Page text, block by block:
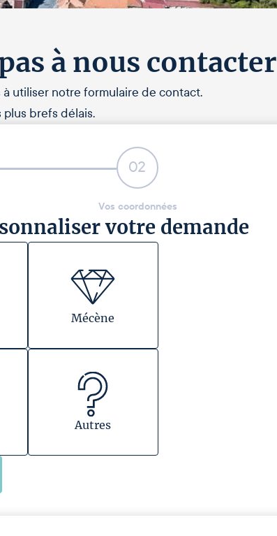
à nous contacter
utiliser notre formulaire de contact.
plus brefs délais.
02
Vos coordonnées
votre demande
Mécène
Autres